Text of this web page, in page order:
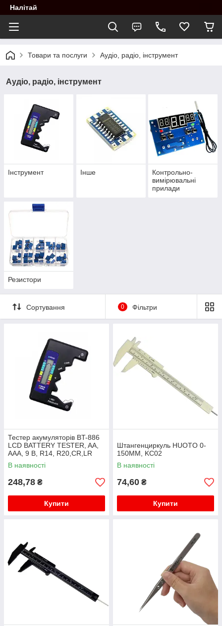
Налітай
Товари та послуги Аудіо, радіо, інструмент
Аудіо, радіо, інструмент
Інструмент Інше
Контрольно-
вимірювальні
прилади
Резистори
Сортування 0 Фільтри
Тестер акумуляторів BT-886
LCD BATTERY TESTER, AA,
AAA, 9 В, R14, R20,CR,LR
В наявності
248,78 ₴
Купити
Штангенциркуль HUOTO 0-
150MM, KC02
В наявності
74,60 ₴
Купити